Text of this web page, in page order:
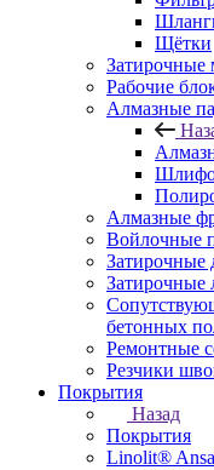
Щётки
Рабочие
Алмазные
Алмазные
Войлочные
Затирочные
Затирочные
бетонных
Ремонтные
Резчики
Покрытия
Назад
Покрытия
Linolit®